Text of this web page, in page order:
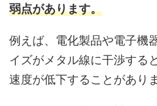
弱点があります。
例えば、電化製品や電子機
イズがメタル線に干渉する
速度が低下することがありま